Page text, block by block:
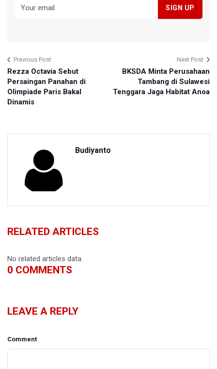
Previous Post
Rezza Octavia Sebut
Persaingan Panahan di
Olimpiade Paris Bakal
Dinamis
Next Post
BKSDA Minta Perusahaan
Tambang di Sulawesi
Tenggara Jaga Habitat Anoa
Budiyanto
RELATED ARTICLES
No related articles data.
0 COMMENTS
LEAVE A REPLY
Comment